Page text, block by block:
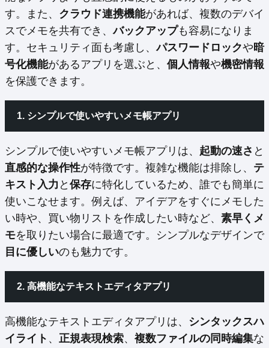
す。また、 クラウド連携機能があれば、複数のデバイ
スでメモを共有でき、バックアップも容易になりま
す。セキュリティ面も考慮し、パスワードロックや 暗
号化機能があるアプリを選ぶと、 個人情報や機密情報
を保護できます。
1. シンプルで使いやすいメモ帳アプリ
シンプルで使いやすいメモ帳アプリは、 起動の速さ と
直感的な操作性が特徴です。複雑な機能は排除し、 テ
キスト入力 と 保存に特化しているため、誰でも簡単に
使いこなせます。例えば、アイデアをすぐにメモした
い時や、買い物リストを作成したい時など、 素早くメ
モを取りたい場合に最適です。シンプルなデザインで
目に優しいのも魅力です。
2. 高機能なテキストエディタアプリ
高機能なテキストエディタアプリは、 シンタックスハ
イライト 、 正規表現検索、 複数ファイルの同時編集な